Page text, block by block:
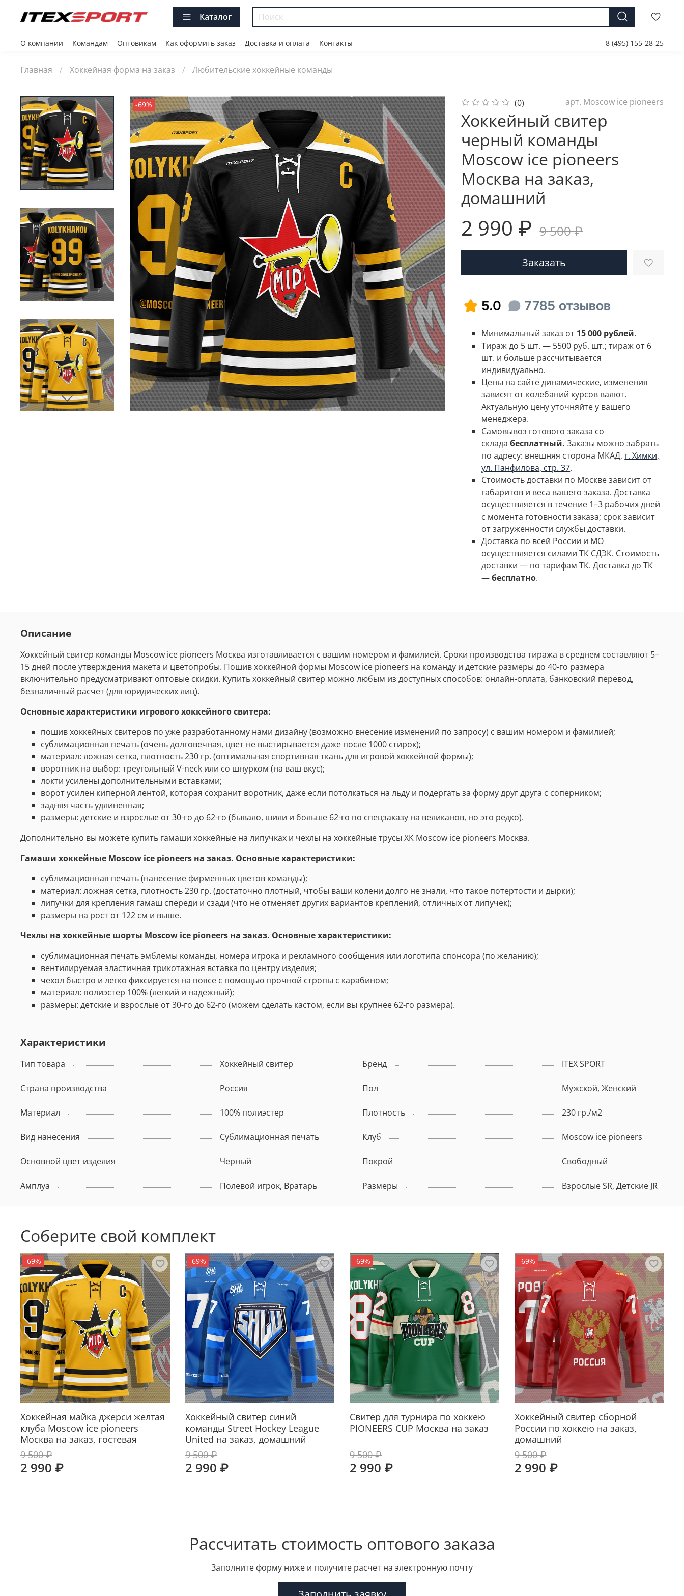
Каталог
О компании Командам Оптовикам Как оформить заказ Доставка и оплата Контакты 8 (495) 155-28-25
Главная Хоккейная форма на заказ Любительские хоккейные команды
-69% (0) арт. Moscow ice pioneers
Хоккейный свитер
черный команды
Moscow ice pioneers
Москва на заказ,
домашний
2 990 ₽ 9 500 ₽
Заказать
Минимальный заказ от 15 000 рублей.
Тираж до 5 шт. — 5500 руб. шт.; тираж от 6
шт. и больше рассчитывается
индивидуально.
Цены на сайте динамические, изменения
зависят от колебаний курсов валют.
Актуальную цену уточняйте у вашего
менеджера.
Самовывоз готового заказа со
склада бесплатный.Заказы можно забрать
по адресу: внешняя сторона МКАД, г. Химки,
ул. Панфилова, стр. 37.
Стоимость доставки по Москве зависит от
габаритов и веса вашего заказа.Доставка
осуществляется в течение 1–3 рабочих дней
с момента готовности заказа; срок зависит
от загруженности службы доставки.
Доставка по всей России и МО
осуществляется силами ТК СДЭК. Стоимость
доставки— по тарифам ТК. Доставка до ТК
—бесплатно.
Описание
Хоккейный свитер команды Moscow ice pioneers Москва изготавливается с вашим номером и фамилией. Сроки производства тиража в среднем составляют 5–
15 дней после утверждения макета и цветопробы. Пошив хоккейной формы Moscow ice pioneers на команду и детские размеры до 40-го размера
включительно предусматривают оптовые скидки. Купить хоккейный свитер можно любым из доступных способов: онлайн-оплата, банковский перевод,
безналичный расчет (для юридических лиц).
Основные характеристики игрового хоккейного свитера:
пошив хоккейных свитеров по уже разработанному нами дизайну (возможно внесение изменений по запросу) с вашим номером и фамилией;
сублимационная печать (очень долговечная, цвет не выстирывается даже после 1000 стирок);
материал: ложная сетка, плотность 230 гр. (оптимальная спортивная ткань для игровой хоккейной формы);
воротник на выбор: треугольный V-neck или со шнурком (на ваш вкус);
локти усилены дополнительными вставками;
ворот усилен киперной лентой, которая сохранит воротник, даже если потолкаться на льду и подергать за форму друг друга с соперником;
задняя часть удлиненная;
размеры: детские и взрослые от 30-го до 62-го (бывало, шили и больше 62-го по спецзаказу на великанов, но это редко).
Дополнительно вы можете купить гамаши хоккейные на липучках и чехлы на хоккейные трусы ХК Moscow ice pioneers Москва.
Гамаши хоккейные Moscow ice pioneers на заказ. Основные характеристики:
сублимационная печать (нанесение фирменных цветов команды);
материал: ложная сетка, плотность 230 гр. (достаточно плотный, чтобы ваши колени долго не знали, что такое потертости и дырки);
липучки для крепления гамаш спереди и сзади (что не отменяет других вариантов креплений, отличных от липучек);
размеры на рост от 122 см и выше.
Чехлы на хоккейные шорты Moscow ice pioneers на заказ. Основные характеристики:
сублимационная печать эмблемы команды, номера игрока и рекламного сообщения или логотипа спонсора (по желанию);
вентилируемая эластичная трикотажная вставка по центру изделия;
чехол быстро и легко фиксируется на поясе с помощью прочной стропы с карабином;
материал: полиэстер 100% (легкий и надежный);
размеры: детские и взрослые от 30-го до 62-го (можем сделать кастом, если вы крупнее 62-го размера).
Характеристики
Тип товара Хоккейный свитер Бренд ITEX SPORT
Страна производства Россия Пол Мужской, Женский
Материал 100% полиэстер Плотность 230 гр./м2
Вид нанесения Сублимационная печать Клуб Moscow ice pioneers
Основной цвет изделия Черный Покрой Свободный
Амплуа Полевой игрок, Вратарь Размеры Взрослые SR, Детские JR
Соберите свой комплект
-69%
Хоккейная майка джерси желтая
клуба Moscow ice pioneers
Москва на заказ, гостевая
9 500 ₽
2 990 ₽
-69%
Хоккейный свитер синий
команды Street Hockey League
United на заказ, домашний
9 500 ₽
2 990 ₽
-69%
Свитер для турнира по хоккею
PIONEERS CUP Москва на заказ
9 500 ₽
2 990 ₽
-69%
Хоккейный свитер сборной
России по хоккею на заказ,
домашний
9 500 ₽
2 990 ₽
Рассчитать стоимость оптового заказа
Заполните форму ниже и получите расчет на электронную почту